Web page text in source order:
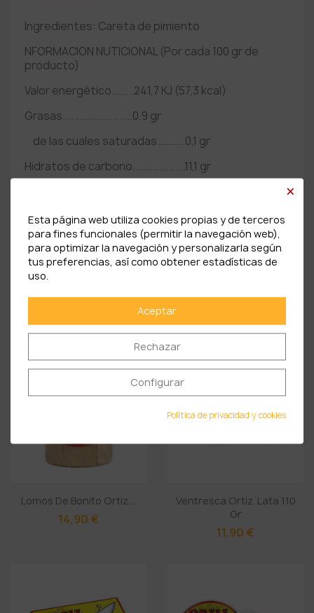
Ingredientes: Careta de pimiento
NFORMACION NUTICIONAL (Por cada 100 gr de
producto)
Valor energético........241,7 KJ (57,3 kcal)
Grasas.........................0,9 gr
de las cuales saturadas..........0,1 gr
Hidratos de carbono...................11,1 gr
Proteinas...................................1,9 gr
Sal...........................................0,1 gr
PRODUCTOS RELACIONADOS
Lomos De Bonito Ortiz....
14,90 €
Ventresca Ortiz. Lata 110
Gr
11,90 €
×
Esta página web utiliza cookies propias y de terceros
para fines funcionales (permitir la navegación web),
para optimizar la navegación y personalizarla según
tus preferencias, así como obtener estadísticas de
uso.
Aceptar
Rechazar
Configurar
Política de privacidad y cookies